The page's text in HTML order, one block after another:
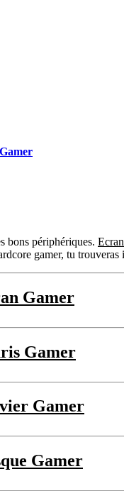
bons périphériques.
gamer, tu
Gamer
Gamer
Gamer
Gamer